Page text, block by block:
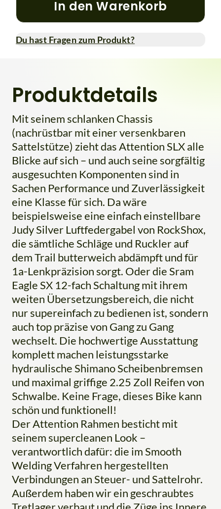
In den Warenkorb
Du hast Fragen zum Produkt?
Produktdetails
Mit seinem schlanken Chassis
(nachrüstbar mit einer versenkbaren
Sattelstütze) zieht das Attention SLX alle
Blicke auf sich – und auch seine sorgfältig
ausgesuchten Komponenten sind in
Sachen Performance und Zuverlässigkeit
eine Klasse für sich. Da wäre
beispielsweise eine einfach einstellbare
Judy Silver Luftfedergabel von RockShox,
die sämtliche Schläge und Ruckler auf
dem Trail butterweich abdämpft und für
1a-Lenkpräzision sorgt. Oder die Sram
Eagle SX 12-fach Schaltung mit ihrem
weiten Übersetzungsbereich, die nicht
nur supereinfach zu bedienen ist, sondern
auch top präzise von Gang zu Gang
wechselt. Die hochwertige Ausstattung
komplett machen leistungsstarke
hydraulische Shimano Scheibenbremsen
und maximal griffige 2.25 Zoll Reifen von
Schwalbe. Keine Frage, dieses Bike kann
schön und funktionell!
Der Attention Rahmen besticht mit
seinem supercleanen Look –
verantwortlich dafür: die im Smooth
Welding Verfahren hergestellten
Verbindungen an Steuer- und Sattelrohr.
Außerdem haben wir ein geschraubtes